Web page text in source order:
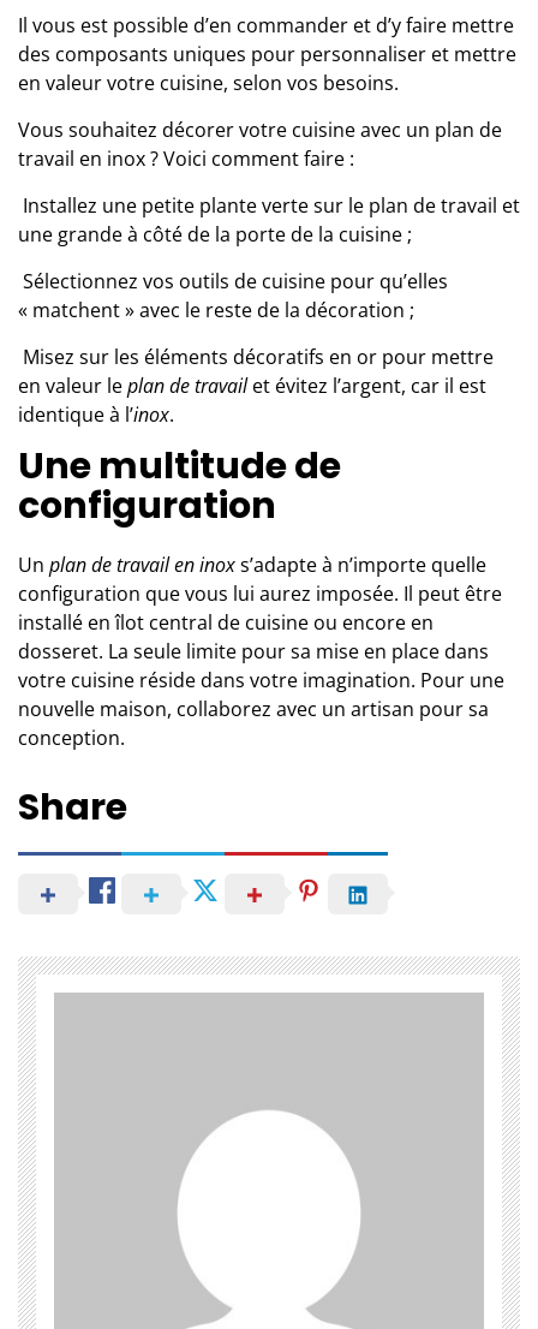
Il vous est possible d’en commander et d’y faire mettre
des composants uniques pour personnaliser et mettre
en valeur votre cuisine, selon vos besoins.
Vous souhaitez décorer votre cuisine avec un plan de
travail en inox ? Voici comment faire :
 Installez une petite plante verte sur le plan de travail et
une grande à côté de la porte de la cuisine ;
 Sélectionnez vos outils de cuisine pour qu’elles
« matchent » avec le reste de la décoration ;
 Misez sur les éléments décoratifs en or pour mettre
en valeur leplan de travailet évitez l’argent, car il est
identique à l’inox.
Une multitude de
configuration
Un plan de travail en inoxs’adapte à n’importe quelle
configuration que vous lui aurez imposée. Il peut être
installé enîlot central de cuisine ou encore en
dosseret. La seule limite pour sa mise en place dans
votre cuisine réside dans votre imagination. Pour une
nouvelle maison, collaborez avec un artisan pour sa
conception.
Share